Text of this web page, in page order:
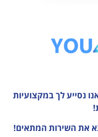
נסייע לך במקצועיות
את השירות המתאים!